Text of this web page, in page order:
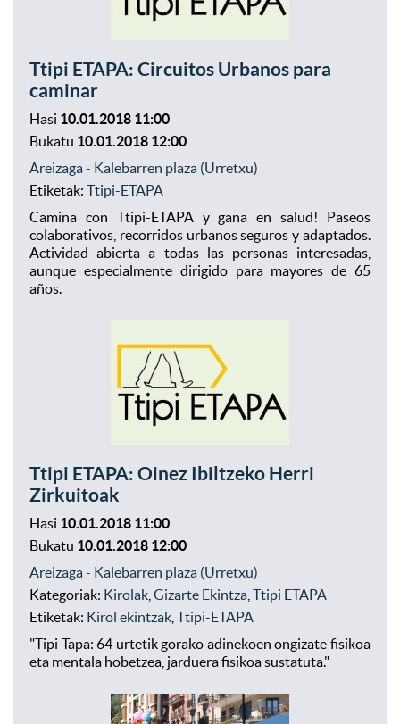
Ttipi ETAPA: Circuitos Urbanos para
caminar
Hasi 10.01.2018 11:00
Bukatu 10.01.2018 12:00
Areizaga - Kalebarren plaza (Urretxu)
Etiketak: Ttipi-ETAPA
Camina con Ttipi-ETAPA y gana en salud! Paseos
colaborativos, recorridos urbanos seguros y adaptados.
Actividad abierta a todas las personas interesadas,
aunque especialmente dirigido para mayores de 65
años.
Ttipi ETAPA: Oinez Ibiltzeko Herri
Zirkuitoak
Hasi 10.01.2018 11:00
Bukatu 10.01.2018 12:00
Areizaga - Kalebarren plaza (Urretxu)
Kategoriak: Kirolak Gizarte Ekintza Ttipi ETAPA
Etiketak: Kirol ekintzak Ttipi-ETAPA
"Tipi Tapa: 64 urtetik gorako adinekoen ongizate fisikoa
eta mentala hobetzea, jarduera fisikoa sustatuta."